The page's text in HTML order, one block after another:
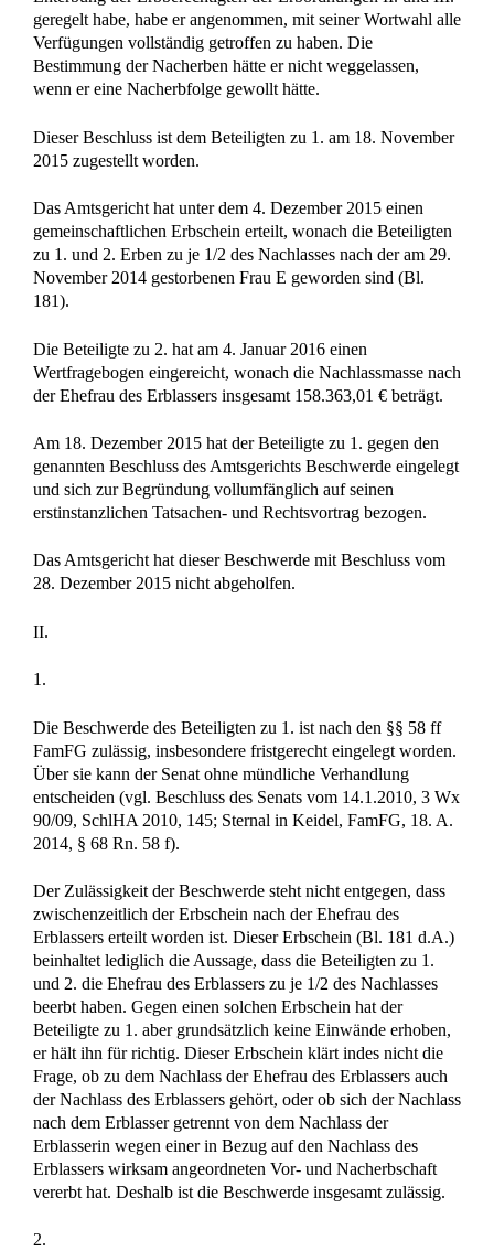
geregelt habe, habe er angenommen, mit seiner Wortwahl alle
Verfügungen vollständig getroffen zu haben. Die
Bestimmung der Nacherben hätte er nicht weggelassen,
wenn er eine Nacherbfolge gewollt hätte.
Dieser Beschluss ist dem Beteiligten zu 1. am 18. November
2015 zugestellt worden.
Das Amtsgericht hat unter dem 4. Dezember 2015 einen
gemeinschaftlichen Erbschein erteilt, wonach die Beteiligten
zu 1. und 2. Erben zu je 1/2 des Nachlasses nach der am 29.
November 2014 gestorbenen Frau E geworden sind (Bl.
181).
Die Beteiligte zu 2. hat am 4. Januar 2016 einen
Wertfragebogen eingereicht, wonach die Nachlassmasse nach
der Ehefrau des Erblassers insgesamt 158.363,01 € beträgt.
Am 18. Dezember 2015 hat der Beteiligte zu 1. gegen den
genannten Beschluss des Amtsgerichts Beschwerde eingelegt
und sich zur Begründung vollumfänglich auf seinen
erstinstanzlichen Tatsachen- und Rechtsvortrag bezogen.
Das Amtsgericht hat dieser Beschwerde mit Beschluss vom
28. Dezember 2015 nicht abgeholfen.
II.
1.
Die Beschwerde des Beteiligten zu 1. ist nach den §§ 58 ff
FamFG zulässig, insbesondere fristgerecht eingelegt worden.
Über sie kann der Senat ohne mündliche Verhandlung
entscheiden (vgl. Beschluss des Senats vom 14.1.2010, 3 Wx
90/09, SchlHA 2010, 145; Sternal in Keidel, FamFG, 18. A.
2014, § 68 Rn. 58 f).
Der Zulässigkeit der Beschwerde steht nicht entgegen, dass
zwischenzeitlich der Erbschein nach der Ehefrau des
Erblassers erteilt worden ist. Dieser Erbschein (Bl. 181 d.A.)
beinhaltet lediglich die Aussage, dass die Beteiligten zu 1.
und 2. die Ehefrau des Erblassers zu je 1/2 des Nachlasses
beerbt haben. Gegen einen solchen Erbschein hat der
Beteiligte zu 1. aber grundsätzlich keine Einwände erhoben,
er hält ihn für richtig. Dieser Erbschein klärt indes nicht die
Frage, ob zu dem Nachlass der Ehefrau des Erblassers auch
der Nachlass des Erblassers gehört, oder ob sich der Nachlass
nach dem Erblasser getrennt von dem Nachlass der
Erblasserin wegen einer in Bezug auf den Nachlass des
Erblassers wirksam angeordneten Vor- und Nacherbschaft
vererbt hat. Deshalb ist die Beschwerde insgesamt zulässig.
2.